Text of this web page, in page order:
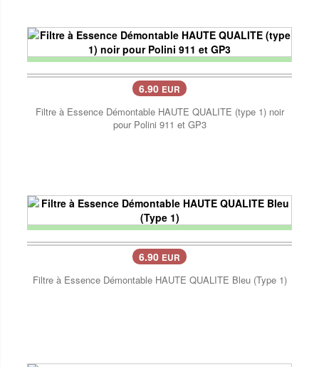
6.90 EUR
Filtre à Essence Démontable HAUTE QUALITE (type 1) noir
pour Polini 911 et GP3
6.90 EUR
Filtre à Essence Démontable HAUTE QUALITE Bleu (Type 1)